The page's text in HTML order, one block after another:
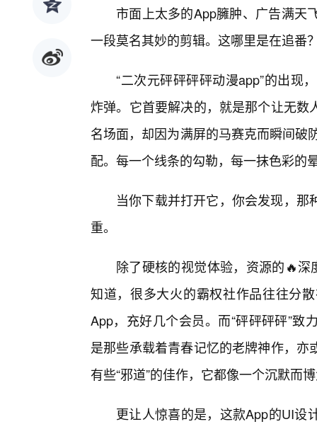
市面上太多的App臃肿、广告满天
一段莫名其妙的剪辑。这哪里是在追番
“二次元砰砰砰砰动漫app”的出现
炸弹。它首要解决的，就是那个让无
名场面，却因为满屏的马赛克而瞬间破
配。每一个线条的勾勒，每一抹色彩的
当你下载并打开它，你会发现，
重。
除了硬核的视觉体验，资源的🔥深
知道，很多大火的霸权社作品往往分
App，充好几个会员。而“砰砰砰砰”致
是那些承载着青春记忆的老牌神作，
有些“邪道”的佳作，它都像一个沉默而
更让人惊喜的是，这款App的UI设